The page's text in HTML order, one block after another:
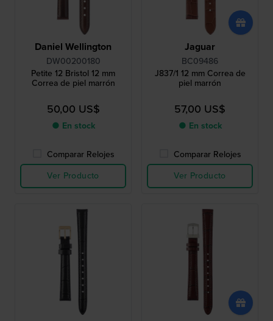
Daniel Wellington
DW00200180
Petite 12 Bristol 12 mm
Correa de piel marrón
50,00 US$
● En stock
Comparar Relojes
Ver Producto
Jaguar
BC09486
J837/1 12 mm Correa de
piel marrón
57,00 US$
● En stock
Comparar Relojes
Ver Producto